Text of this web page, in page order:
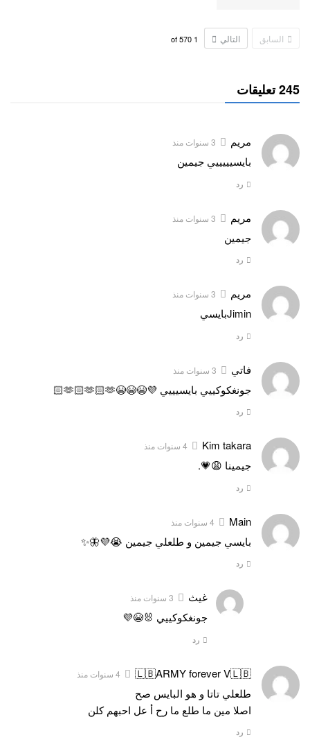
السابق التالي 1
570
245 تعليقات
مريم 3 سنوات منذ
بايسيييييي جيمين
رد
مريم 3 سنوات منذ
جيمين
رد
مريم 3 سنوات منذ
Jiminبايسي
رد
فاتي 3 سنوات منذ
جونغكوكييي بايسيييي 💜😭😭😭🫶🏻🫶🏻🫶🏻
رد
Kim takara 4 سنوات منذ
جيمينا 😩💗.
رد
Main 4 سنوات منذ
بايسي جيمين و طلعلي جيمين 😭💜🦋✨
رد
غيث 3 سنوات منذ
جونغكوكييي 🐰😭💜
رد
🇱🇧ARMY forever V🇱🇧 4 سنوات منذ
طلعلي تاتا و هو البايس صح
اصلا مين ما طلع ما رح أ عل احبهم كلن
رد